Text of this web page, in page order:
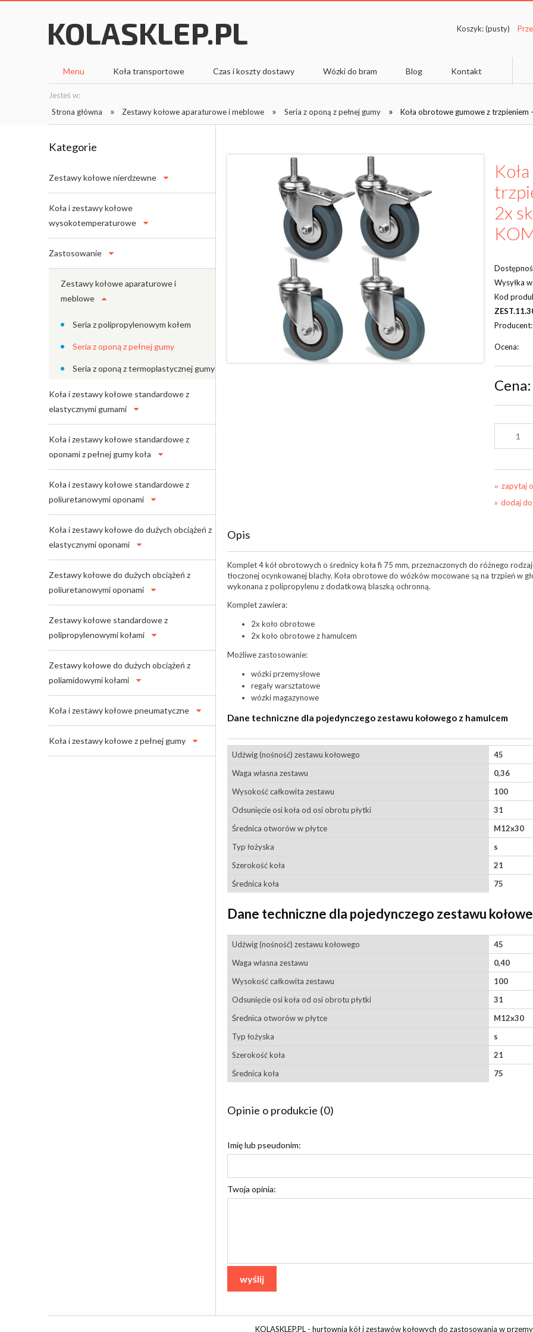
Koszyk:(pusty)
Menu Koła transportowe Czas i koszty dostawy Wózki do bram Blog Kontakt
Jesteś w:
Strona główna
» Zestawy kołowe aparaturowe i meblowe » Seria z oponą z pełnej gumy » Koła obrotowe gumowe z trzpieniem
Kategorie
Zestawy kołowe nierdzewne
Koła i zestawy kołowe
wysokotemperaturowe
Zastosowanie
Zestawy kołowe aparaturowe i
meblowe
Seria z polipropylenowym kołem
Seria z oponą z pełnej gumy
Seria z oponą z termoplastycznej gumy
Koła i zestawy kołowe standardowe z
elastycznymi gumami
Koła i zestawy kołowe standardowe z
oponami z pełnej gumy koła
Koła i zestawy kołowe standardowe z
poliuretanowymi oponami
Koła i zestawy kołowe do dużych obciążeń z
elastycznymi oponami
Zestawy kołowe do dużych obciążeń z
poliuretanowymi oponami
Zestawy kołowe standardowe z
polipropylenowymi kołami
Zestawy kołowe do dużych obciążeń z
poliamidowymi kołami
Koła i zestawy kołowe pneumatyczne
Koła i zestawy kołowe z pełnej gumy
2x
Wysyłka
Kod
Producent:
Ocena:
Cena:
zapytaj
dodaj
Opis
Komplet 4 kół obrotowych o średnicy koła fi 75 mm, przeznaczonych do różnego
tłoczonej ocynkowanej blachy. Koła obrotowe do wózków mocowane są na trzpień w
wykonana z polipropylenu z dodatkową blaszką ochronną.
Komplet zawiera:
2x koło obrotowe
2x koło obrotowe z hamulcem
Możliwe zastosowanie:
wózki przemysłowe
regały warsztatowe
wózki magazynowe
Dane techniczne dla pojedynczego zestawu kołowego z hamulcem
Udźwig (nośność) zestawu kołowego
45
Waga własna zestawu
0,36
Wysokość całkowita zestawu
100
Odsunięcie osi koła od osi obrotu płytki
31
Średnica otworów w płytce
M12x30
Typ łożyska
s
Szerokość koła
21
Średnica koła
75
Dane techniczne dla pojedynczego zestawu
Udźwig (nośność) zestawu kołowego
45
Waga własna zestawu
0,40
Wysokość całkowita zestawu
100
Odsunięcie osi koła od osi obrotu płytki
31
Średnica otworów w płytce
M12x30
Typ łożyska
s
Szerokość koła
21
Średnica koła
75
Opinie o produkcie (0)
Imię lub pseudonim:
Twoja opinia:
wyślij
KOLASKLEP.PL - hurtownia kół i zestawów kołowych do zastosowania w